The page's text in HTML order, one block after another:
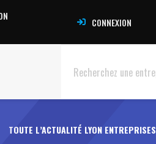
CONNEXION
TOUTE L’ACTUALITÉ LYON ENTREPRISES